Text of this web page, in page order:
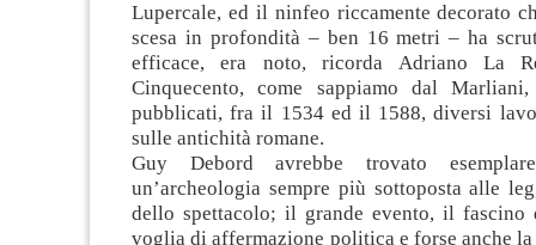
Lupercale, ed il ninfeo riccamente decorato
scesa in profondità – ben 16 metri – ha
efficace, era noto, ricorda Adriano La
Cinquecento, come sappiamo dal
pubblicati, fra il 1534 ed il 1588, diversi
sulle antichità romane.
Guy Debord avrebbe trovato
un’archeologia sempre più sottoposta alle
dello spettacolo; il grande evento, il
voglia di affermazione politica e forse anche